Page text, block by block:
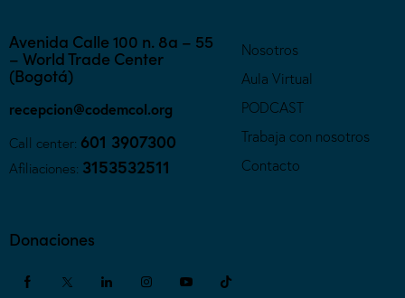
Avenida Calle 100 n. 8a – 55
– World Trade Center
(Bogotá)
recepcion@codemcol.org
Call center: 601 3907300
Afiliaciones: 3153532511
Nosotros
Aula Virtual
PODCAST
Trabaja con nosotros
Contacto
Donaciones